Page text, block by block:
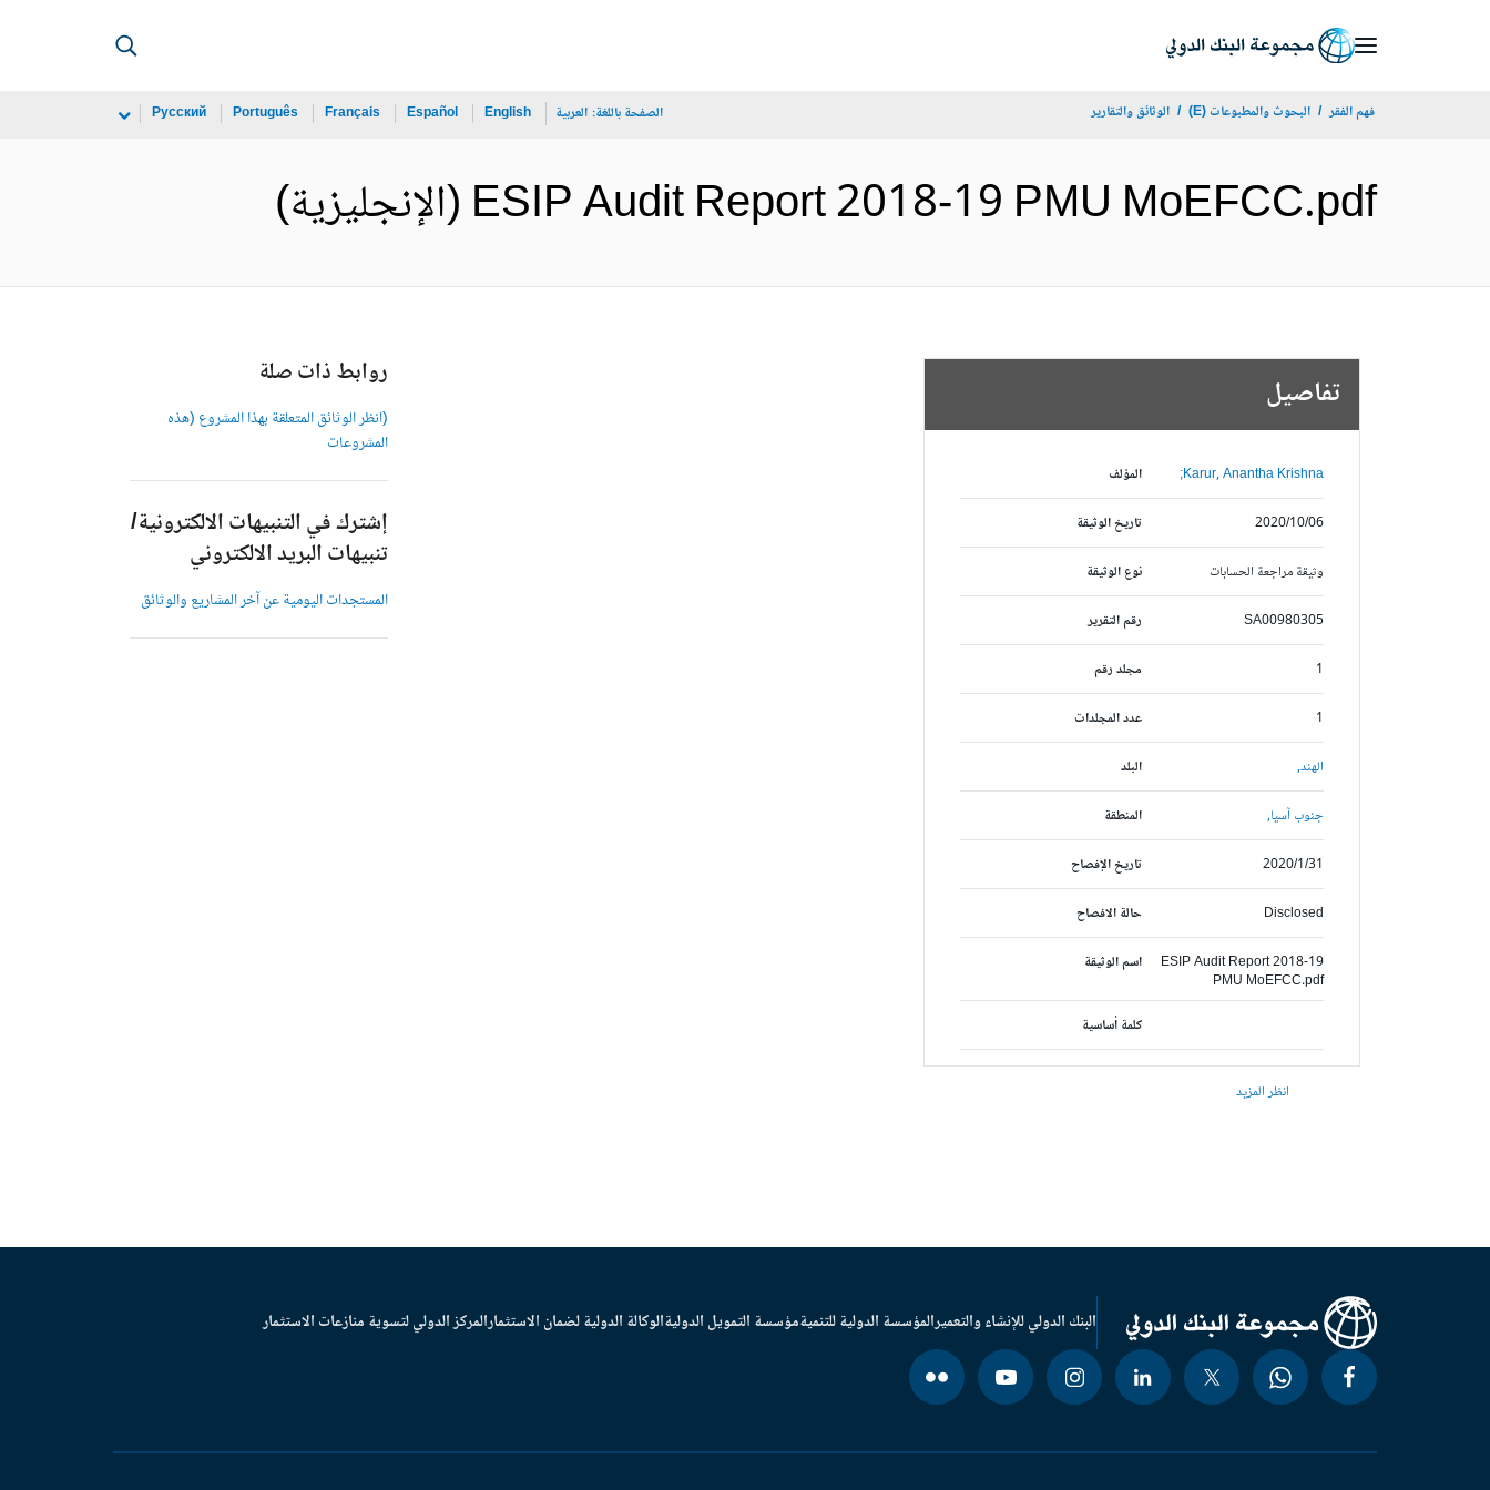
فهم الفقر البحوث والمطبوعات (E) الوثائق والتقارير الصفحة باللغة: العربية English
Español
Français
Português
Русский
ESIP Audit Report 2018-19 PMU MoEFCC.pdf (الإنجليزية)
تفاصيل
المؤلف Karur, Anantha Krishna;
تاريخ الوثيقة 2020/10/06
نوع الوثيقة وثيقة مراجعة الحسابات
رقم التقرير SA00980305
مجلد رقم 1
عدد المجلدات 1
البلد الهند,
المنطقة جنوب آسيا,
تاريخ الإفصاح 2020/1/31
حالة الافصاح Disclosed
اسم الوثيقة
ESIP Audit Report 2018-19
PMU MoEFCC.pdf
كلمة أساسية
انظر المزيد
روابط ذات صلة
(انظر الوثائق المتعلقة بهذا المشروع (هذه
المشروعات
إشترك في التنبيهات الالكترونية/
تنبيهات البريد الالكتروني
المستجدات اليومية عن آخر المشاريع والوثائق
البنك الدولي للإنشاء والتعميرالمؤسسة الدولية للتنميةمؤسسة التمويل الدوليةالوكالة الدولية لضمان الاستثمارالمركز الدولي لتسوية منازعات الاستثمار